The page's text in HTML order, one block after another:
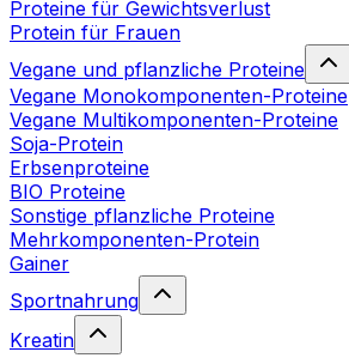
Proteine für Gewichtsverlust
Protein für Frauen
Vegane und pflanzliche Proteine
Vegane Monokomponenten-Proteine
Vegane Multikomponenten-Proteine
Soja-Protein
Erbsenproteine
BIO Proteine
Sonstige pflanzliche Proteine
Mehrkomponenten-Protein
Gainer
Sportnahrung
Kreatin